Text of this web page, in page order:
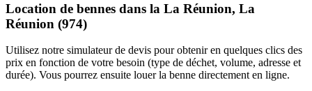
Location de bennes dans la La Réunion, La
Réunion (974)
Utilisez notre simulateur de devis pour obtenir en quelques clics des
prix en fonction de votre besoin (type de déchet, volume, adresse et
durée). Vous pourrez ensuite louer la benne directement en ligne.